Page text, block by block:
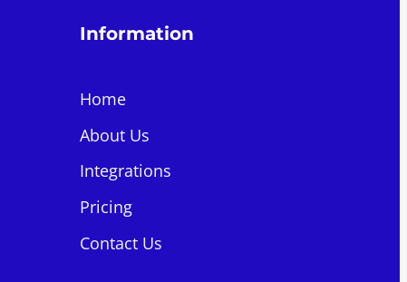
Information
Home
About Us
Integrations
Pricing
Contact Us